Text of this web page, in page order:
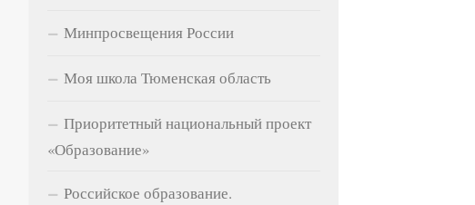
Минпросвещения России
Моя школа Тюменская область
Приоритетный национальный проект
«Образование»
Российское образование.